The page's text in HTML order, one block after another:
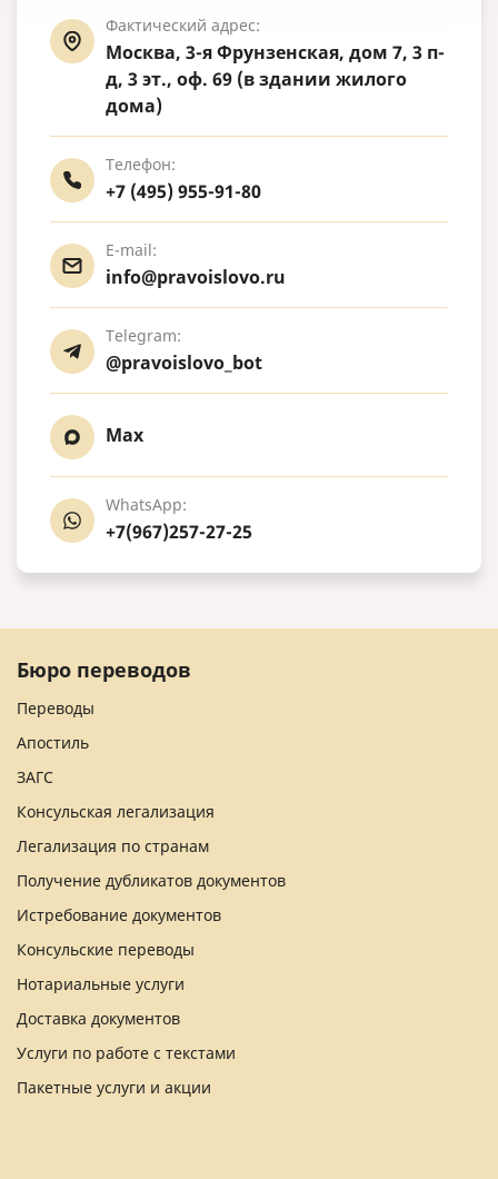
Фактический адрес:
Москва, 3-я Фрунзенская, дом 7, 3 п-
д, 3 эт., оф. 69 (в здании жилого
дома)
Телефон:
+7 (495) 955-91-80
E-mail:
info@pravoislovo.ru
Telegram:
@pravoislovo_bot
Max
WhatsApp:
+7(967)257-27-25
Бюро переводов
Переводы
Апостиль
ЗАГС
Консульская легализация
Легализация по странам
Получение дубликатов документов
Истребование документов
Консульские переводы
Нотариальные услуги
Доставка документов
Услуги по работе с текстами
Пакетные услуги и акции